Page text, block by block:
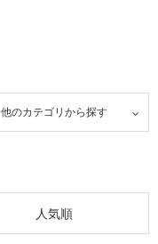
他のカテゴリから探す
人気順